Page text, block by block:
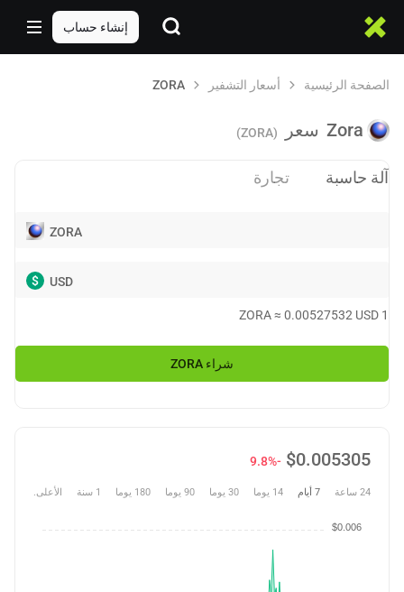
إنشاء حساب
الصفحة الرئيسية أسعار التشفير ZORA
Zora سعر (ZORA)
آلة حاسبة تجارة
ZORA
USD
$
1
ZORA≈ 0.00527532 USD
شراء ZORA
$0.005305
-9.8%
24 ساعة 7 أيام 14 يوما 30 يوما 90 يوما 180 يوما 1 سنة الأعلى.
$0.006